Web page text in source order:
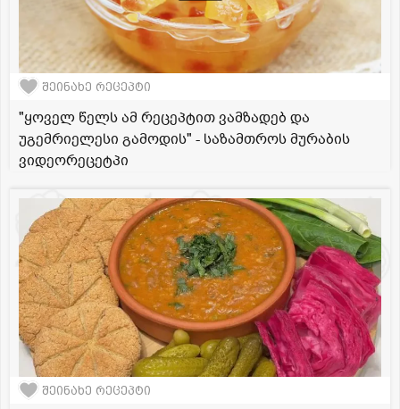
შეინახე რეცეპტი
"ყოველ წელს ამ რეცეპტით ვამზადებ და
უგემრიელესი გამოდის" - საზამთროს მურაბის
ვიდეორეცეტპი
შეინახე რეცეპტი